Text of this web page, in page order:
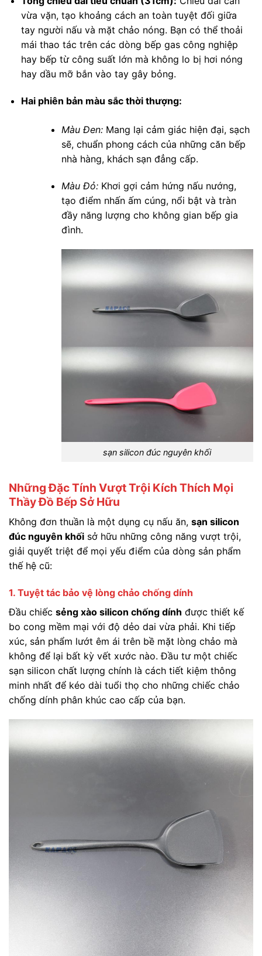
vừa vặn, tạo khoảng cách an toàn tuyệt đối giữa
tay người nấu và mặt chảo nóng. Bạn có thể thoải
mái thao tác trên các dòng bếp gas công nghiệp
hay bếp từ công suất lớn mà không lo bị hơi nóng
hay dầu mỡ bắn vào tay gây bỏng.
Hai phiên bản màu sắc thời thượng:
Màu Đen:Mang lại cảm giác hiện đại, sạch
sẽ, chuẩn phong cách của những căn bếp
nhà hàng, khách sạn đẳng cấp.
Màu Đỏ:Khơi gợi cảm hứng nấu nướng,
tạo điểm nhấn ấm cúng, nổi bật và tràn
đầy năng lượng cho không gian bếp gia
đình.
sạn silicon đúc nguyên khối
Những Đặc Tính Vượt Trội Kích Thích Mọi
Thầy Đồ Bếp Sở Hữu
Không đơn thuần là một dụng cụ nấu ăn, sạn silicon
đúc nguyên khối sở hữu những công năng vượt trội,
giải quyết triệt để mọi yếu điểm của dòng sản phẩm
thế hệ cũ:
1. Tuyệt tác bảo vệ lòng chảo chống dính
Đầu chiếc sẻng xào silicon chống dính được thiết kế
bo cong mềm mại với độ dẻo dai vừa phải. Khi tiếp
xúc, sản phẩm lướt êm ái trên bề mặt lòng chảo mà
không để lại bất kỳ vết xước nào. Đầu tư một chiếc
sạn silicon chất lượng chính là cách tiết kiệm thông
minh nhất để kéo dài tuổi thọ cho những chiếc chảo
chống dính phân khúc cao cấp của bạn.